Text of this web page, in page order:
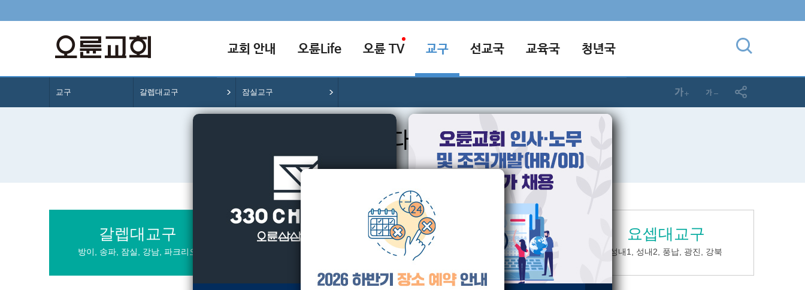
교회 안내 오륜Life 오륜 TV 교구 선교국 교육국 청년국
교구 갈렙대교구 잠실교구
갈렙대교구
갈렙대교구
방이, 송파, 잠실, 강남, 파크리오
바울대교구 다니엘대교구
올림픽, 오금, 가락, 거여마천위례, 경기남
요셉대교구
성내1, 성내2, 풍납, 광진, 강북